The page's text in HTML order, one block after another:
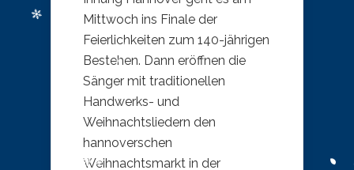
Mittwoch ins Finale der
Feierlichkeiten zum 140-jährigen
Bestehen. Dann eröffnen die
Sänger mit traditionellen
Handwerks- und
Weihnachtsliedern den
hannoverschen
Weihnachtsmarkt in der